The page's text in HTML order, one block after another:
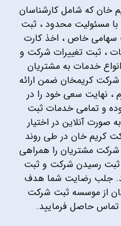
که شامل کارشناسان
مسئولیت محدود ، ثبت
خاص ، اخذ کارت
، ثبت تغییرات شرکت و
خدمات به مشتریان
کریمخان ضمن ارائه
، نهایت سعی خود را در
و تمامی خدمات ثبت
صورت آنلاین در اختیار
کریم خان در طی روند
شرکت مشتریان را همراهی
ثبت رسیدن شرکت و ثبت
جلب رضایت شما هدف
از موسسه ثبت شرکت